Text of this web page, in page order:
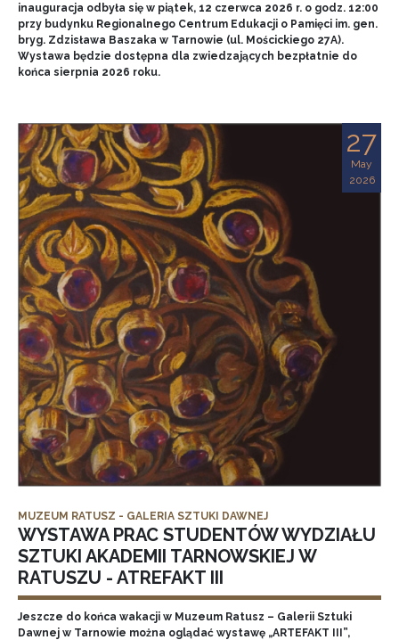
inauguracja odbyła się w piątek, 12 czerwca 2026 r. o godz. 12:00
przy budynku Regionalnego Centrum Edukacji o Pamięci im. gen.
bryg. Zdzisława Baszaka w Tarnowie (ul. Mościckiego 27A).
Wystawa będzie dostępna dla zwiedzających bezpłatnie do
końca sierpnia 2026 roku.
27
May
2026
MUZEUM RATUSZ - GALERIA SZTUKI DAWNEJ
WYSTAWA PRAC STUDENTÓW WYDZIAŁU
SZTUKI AKADEMII TARNOWSKIEJ W
RATUSZU - ATREFAKT III
Jeszcze do końca wakacji w Muzeum Ratusz – Galerii Sztuki
Dawnej w Tarnowie można oglądać wystawę „ARTEFAKT III”,